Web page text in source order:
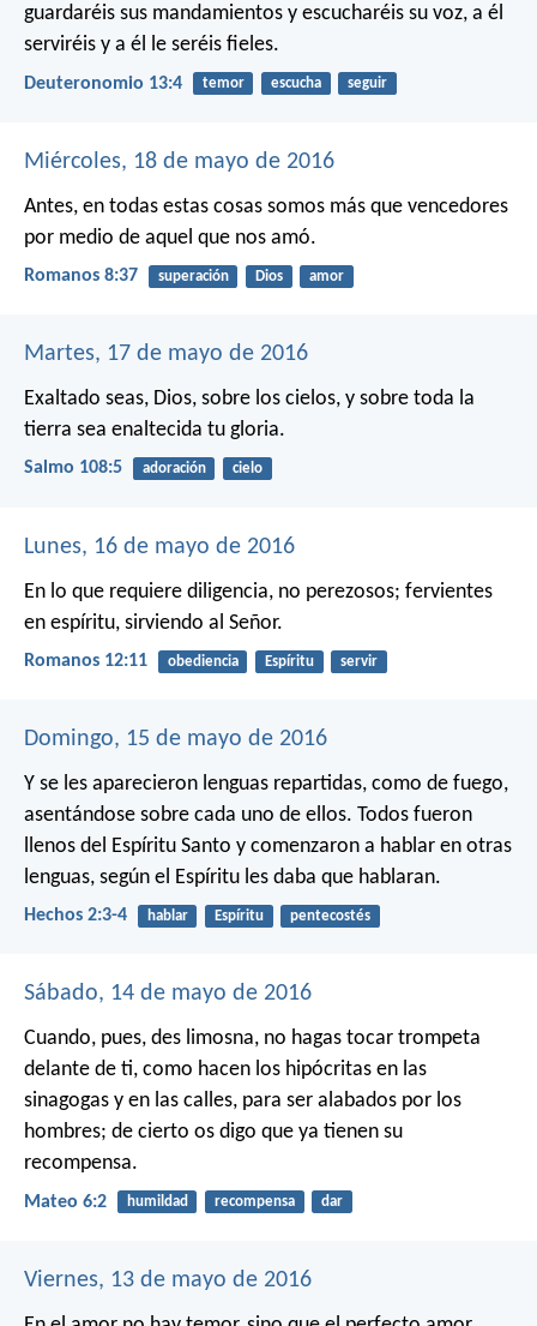
guardaréis sus mandamientos y escucharéis su voz, a él
serviréis y a él le seréis fieles.
Deuteronomio 13:4 temor escucha seguir
Miércoles, 18 de mayo de 2016
Antes, en todas estas cosas somos más que vencedores
por medio de aquel que nos amó.
Romanos 8:37 superación Dios amor
Martes, 17 de mayo de 2016
Exaltado seas, Dios, sobre los cielos, y sobre toda la
tierra sea enaltecida tu gloria.
Salmo 108:5 adoración cielo
Lunes, 16 de mayo de 2016
En lo que requiere diligencia, no perezosos; fervientes
en espíritu, sirviendo al Señor.
Romanos 12:11 obediencia Espíritu servir
Domingo, 15 de mayo de 2016
Y se les aparecieron lenguas repartidas, como de fuego,
asentándose sobre cada uno de ellos. Todos fueron
llenos del Espíritu Santo y comenzaron a hablar en otras
lenguas, según el Espíritu les daba que hablaran.
Hechos 2:3-4 hablar Espíritu pentecostés
Sábado, 14 de mayo de 2016
Cuando, pues, des limosna, no hagas tocar trompeta
delante de ti, como hacen los hipócritas en las
sinagogas y en las calles, para ser alabados por los
hombres; de cierto os digo que ya tienen su
recompensa.
Mateo 6:2 humildad recompensa dar
Viernes, 13 de mayo de 2016